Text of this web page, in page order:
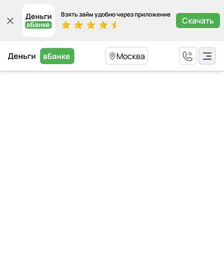
Взять займ удобно через приложение
Скачать
Москва